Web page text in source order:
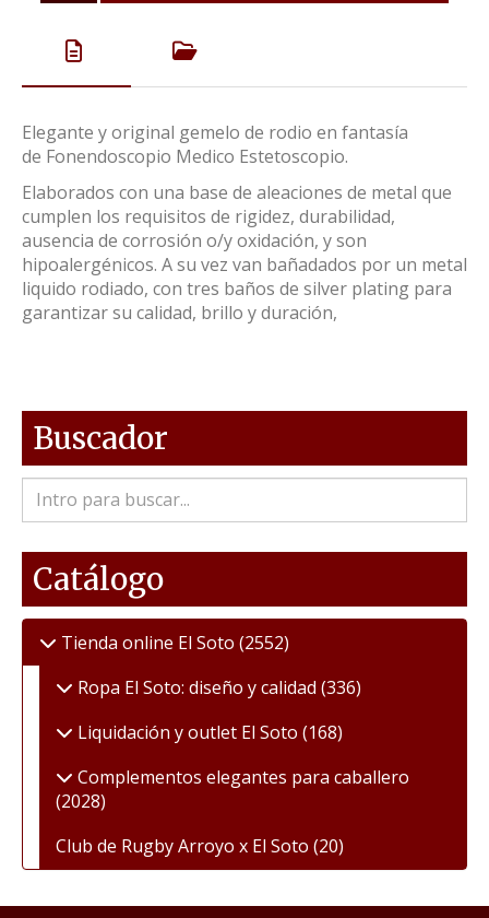
Elegante y original gemelo de rodio en fantasía
de Fonendoscopio Medico Estetoscopio.
Elaborados con una base de aleaciones de metal que
cumplen los requisitos de rigidez, durabilidad,
ausencia de corrosión o/y oxidación, y son
hipoalergénicos. A su vez van bañadados por un metal
liquido rodiado, con tres baños de silver plating para
garantizar su calidad, brillo y duración,
Buscador
Catálogo
Tienda online El Soto (2552)
Ropa El Soto: diseño y calidad (336)
Liquidación y outlet El Soto (168)
Complementos elegantes para caballero
(2028)
Club de Rugby Arroyo x El Soto (20)